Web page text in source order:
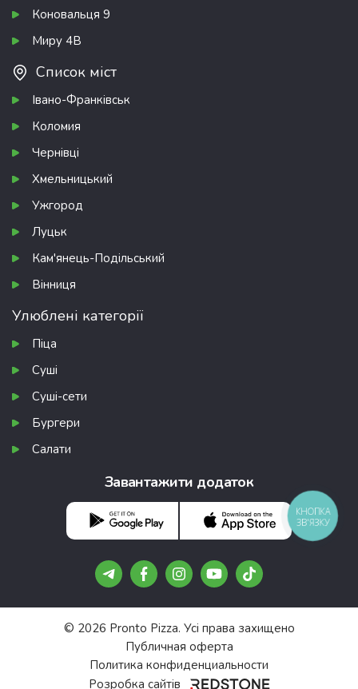
Коновальця 9
Миру 4В
Список міст
Івано-Франківськ
Коломия
Чернівці
Хмельницький
Ужгород
Луцьк
Кам'янець-Подільський
Вінниця
Улюблені категорії
Піца
Суші
Суші-сети
Бургери
Салати
Завантажити додаток
© 2026 Pronto Pizza. Усі права захищено
Публичная оферта
Политика конфиденциальности
Розробка сайтів
КНОПКА
ЗВ'ЯЗКУ